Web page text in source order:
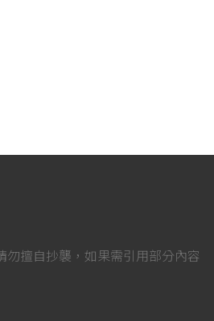
勿擅自抄襲，如果需引用部分內容